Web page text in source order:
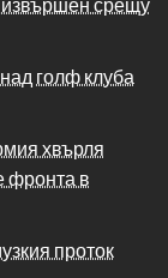
голф клуба
хвърля
фронта в
проток